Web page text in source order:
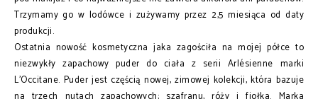
Trzymamy go w lodówce i zużywamy przez 2,5 miesiąca od daty
produkcji.
Ostatnia nowość kosmetyczna jaka zagościła na mojej półce to
niezwykły zapachowy puder do ciała z serii Arlésienne marki
L'Occitane. Puder jest częścią nowej, zimowej kolekcji, która bazuje